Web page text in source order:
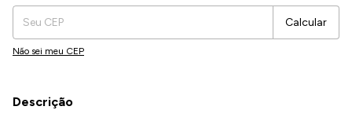
Calcular
Não sei meu CEP
Descrição